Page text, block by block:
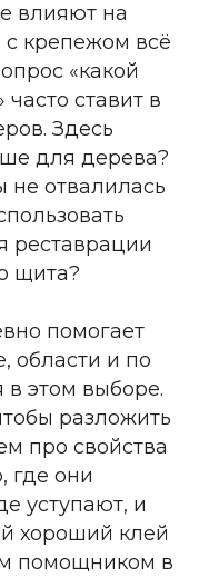
влияют на
с крепежом всё
«какой
ставит в
Здесь
для дерева?
не отвалилась
реставрации
щита?
помогает
области и по
в этом выборе.
разложить
про свойства
где они
уступают, и
хороший клей
помощником в